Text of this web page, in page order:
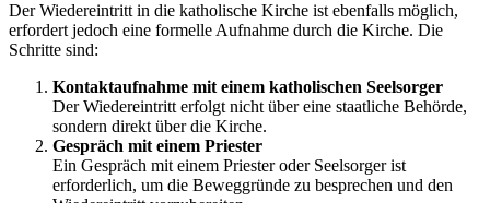
Der Wiedereintritt in die katholische Kirche ist ebenfalls möglich,
erfordert jedoch eine formelle Aufnahme durch die Kirche. Die
Schritte sind:
Kontaktaufnahme mit einem katholischen Seelsorger
Der Wiedereintritt erfolgt nicht über eine staatliche Behörde,
sondern direkt über die Kirche.
Gespräch mit einem Priester
Ein Gespräch mit einem Priester oder Seelsorger ist
erforderlich, um die Beweggründe zu besprechen und den